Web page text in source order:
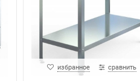
избранное сравнить